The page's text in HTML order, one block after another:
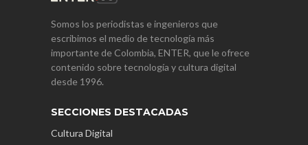
Somos los periodistas e ingenieros que
escribimos el medio de tecnología más
importante de Colombia, ENTER, que le ofrece
contenido sobre tecnología y cultura digital
desde 1996.
SECCIONES DESTACADAS
Cultura Digital